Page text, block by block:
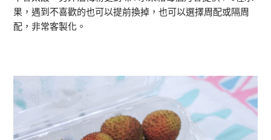
果，遇到不喜歡的也可以提前換掉，也可以選擇周配或隔周
配，非常客製化。